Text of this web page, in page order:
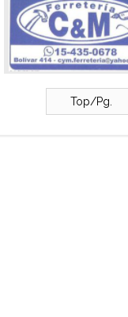
Top/Pg.